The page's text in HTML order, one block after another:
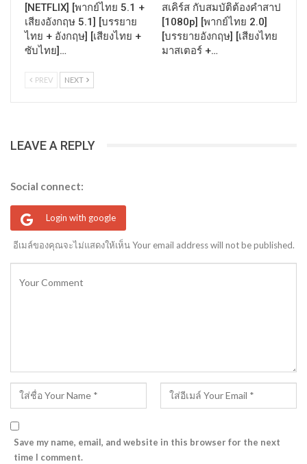
[NETFLIX] [พากย์ไทย 5.1 +
เสียงอังกฤษ 5.1] [บรรยาย
ไทย + อังกฤษ] [เสียงไทย +
ซับไทย]…
สเคิร์ส กับสมบัติต้องคำสาป
[1080p] [พากย์ไทย 2.0]
[บรรยายอังกฤษ] [เสียงไทย
มาสเตอร์ +…
PREV NEXT
LEAVE A REPLY
Social connect:
Login with google
อีเมล์ของคุณจะไม่แสดงให้เห็น Your email address will not be published.
Save my name, email, and website in this browser for the next
time I comment.